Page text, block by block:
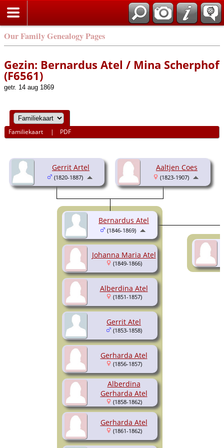
Our Family Genealogy Pages
Gezin: Bernardus Atel / Mina Scherphof
(F6561)
getr. 14 aug 1869
Familiekaart | PDF
Gerrit Artel
(1820-1887)
Aaltjen Coes
(1823-1907)
Johanna Maria Atel
(1849-1866)
Alberdina Atel
(1851-1857)
Gerrit Atel
(1853-1858)
Gerharda Atel
(1856-1857)
Alberdina
Gerharda Atel
(1858-1862)
Gerharda Atel
(1861-1862)
Bernardus Atel
(1846-1869)